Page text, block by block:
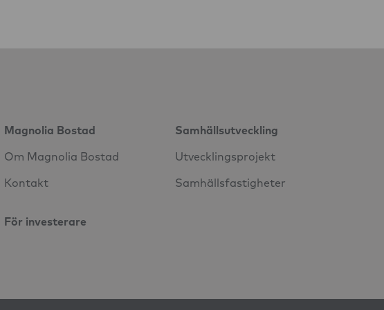
Magnolia Bostad
Om Magnolia Bostad
Kontakt
Samhällsutveckling
Utvecklingsprojekt
Samhällsfastigheter
För investerare